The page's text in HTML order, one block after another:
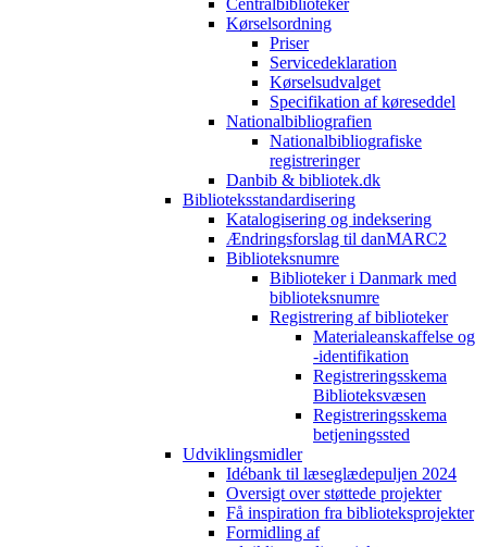
Centralbiblioteker
Kørselsordning
Priser
Servicedeklaration
Kørselsudvalget
Specifikation af køreseddel
Nationalbibliografien
Nationalbibliografiske
registreringer
Danbib & bibliotek.dk
Biblioteksstandardisering
Katalogisering og indeksering
Ændringsforslag til danMARC2
Biblioteksnumre
Biblioteker i Danmark med
biblioteksnumre
Registrering af biblioteker
Materialeanskaffelse og
-identifikation
Registreringsskema
Biblioteksvæsen
Registreringsskema
betjeningssted
Udviklingsmidler
Idébank til læseglædepuljen 2024
Oversigt over støttede projekter
Få inspiration fra biblioteksprojekter
Formidling af